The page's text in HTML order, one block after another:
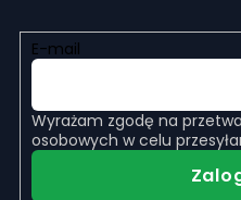
E-mail
Wyrażam zgodę na
osobowych w celu